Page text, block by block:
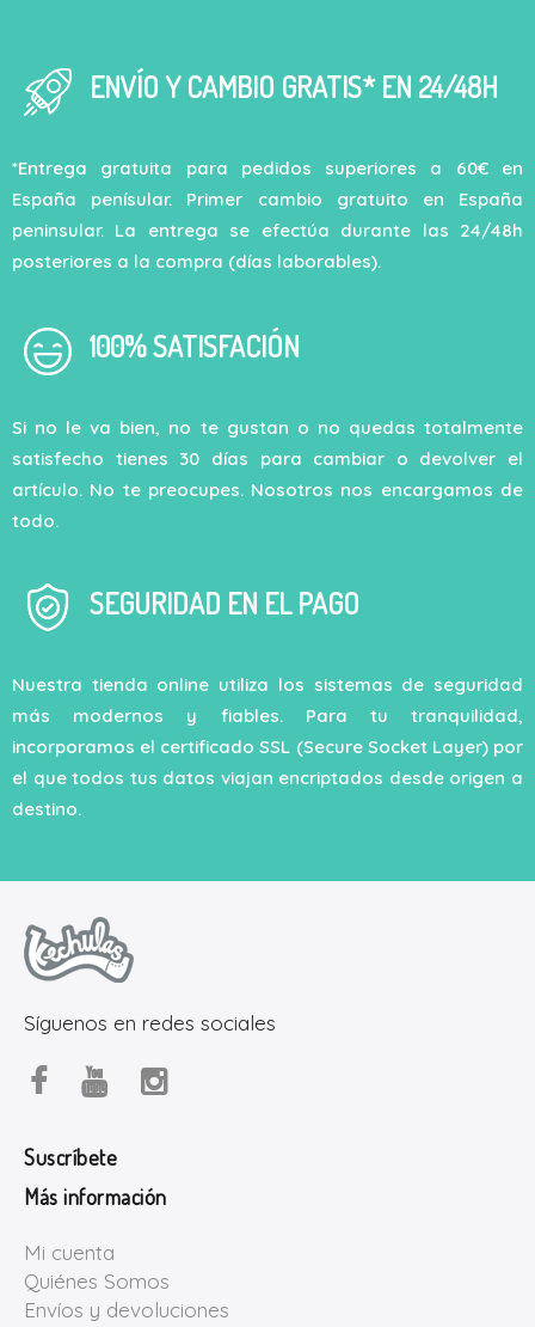
ENVÍO Y CAMBIO GRATIS* EN 24/48H
*Entrega gratuita para pedidos superiores a 60€ en
España penísular. Primer cambio gratuito en España
peninsular. La entrega se efectúa durante las 24/48h
posteriores a la compra (días laborables).
100% SATISFACIÓN
Si no le va bien, no te gustan o no quedas totalmente
satisfecho tienes 30 días para cambiar o devolver el
artículo. No te preocupes. Nosotros nos encargamos de
todo.
SEGURIDAD EN EL PAGO
Nuestra tienda online utiliza los sistemas de seguridad
más modernos y fiables. Para tu tranquilidad,
incorporamos el certificado SSL (Secure Socket Layer) por
el que todos tus datos viajan encriptados desde origen a
destino.
Síguenos en redes sociales
Suscríbete
Más información
Mi cuenta
Quiénes Somos
Envíos y devoluciones